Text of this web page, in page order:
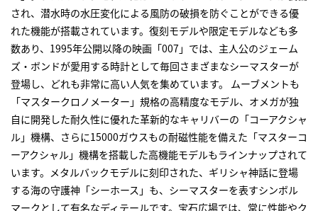
され、潜水時の水圧変化による風防の破損を防ぐことができる優
れた機能が搭載されています。復刻モデルや限定モデルなども多
数あり、1995年公開以降の映画「007」では、主人公のジェーム
ズ・ボンドが愛用する時計として毎回さまざまなシーマスターが
登場し、どれも非常に高い人気を集めています。 ムーブメントも
「マスタークロノメーター」規格の高精度なモデル、オメガが独
自に開発した耐久性に優れた革新的なキャリバーの「コーアクシャ
ル」機構、さらに15000ガウスもの耐磁性能を備えた「マスターコ
ーアクシャル」機構を搭載した高機能モデルもラインナップされて
います。メタルバックモデルに刻印された、ギリシャ神話に登場
する海の守護神「シーホース」も、シーマスターを表すシンボル
マークとして有名なディテールです。宝石広場では、常に性能やク